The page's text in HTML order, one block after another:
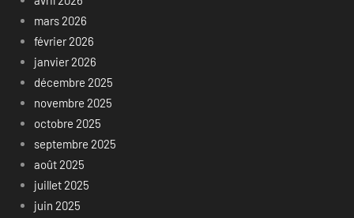
mars 2026
février 2026
janvier 2026
décembre 2025
novembre 2025
octobre 2025
septembre 2025
août 2025
juillet 2025
juin 2025